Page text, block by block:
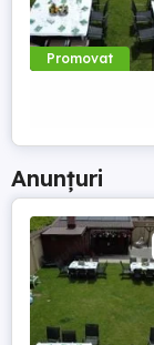
Promovat
Anunțuri